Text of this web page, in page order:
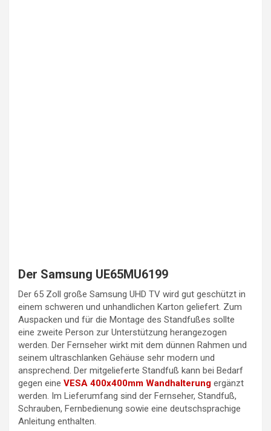
Der Samsung UE65MU6199
Der 65 Zoll große Samsung UHD TV wird gut geschützt in
einem schweren und unhandlichen Karton geliefert. Zum
Auspacken und für die Montage des Standfußes sollte
eine zweite Person zur Unterstützung herangezogen
werden. Der Fernseher wirkt mit dem dünnen Rahmen und
seinem ultraschlanken Gehäuse sehr modern und
ansprechend. Der mitgelieferte Standfuß kann bei Bedarf
gegen eine VESA 400x400mm Wandhalterung ergänzt
werden. Im Lieferumfang sind der Fernseher, Standfuß,
Schrauben, Fernbedienung sowie eine deutschsprachige
Anleitung enthalten.